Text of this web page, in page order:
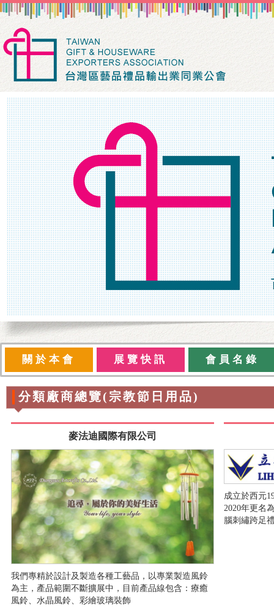
關於本會 展覽快訊 會員名錄
分類廠商總覽(宗教節日用品)
麥法迪國際有限公司
我們專精於設計及製造各種工藝品，以專業製造風鈴
為主，產品範圍不斷擴展中，目前產品線包含：療癒
風鈴、水晶風鈴、彩繪玻璃裝飾
成立於西元
2020年更名
腦刺繡跨足